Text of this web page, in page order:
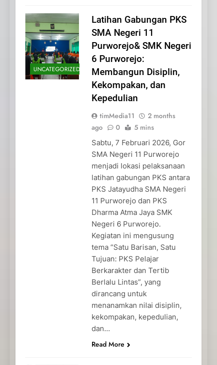
UNCATEGORIZED
Latihan Gabungan PKS
SMA Negeri 11
Purworejo& SMK Negeri
6 Purworejo:
Membangun Disiplin,
Kekompakan, dan
Kepedulian
timMedia11
2 months
ago
0 5 mins
Sabtu, 7 Februari 2026, Gor
SMA Negeri 11 Purworejo
menjadi lokasi pelaksanaan
latihan gabungan PKS antara
PKS Jatayudha SMA Negeri
11 Purworejo dan PKS
Dharma Atma Jaya SMK
Negeri 6 Purworejo.
Kegiatan ini mengusung
tema “Satu Barisan, Satu
Tujuan: PKS Pelajar
Berkarakter dan Tertib
Berlalu Lintas”, yang
dirancang untuk
menanamkan nilai disiplin,
kekompakan, kepedulian,
dan…
Read More